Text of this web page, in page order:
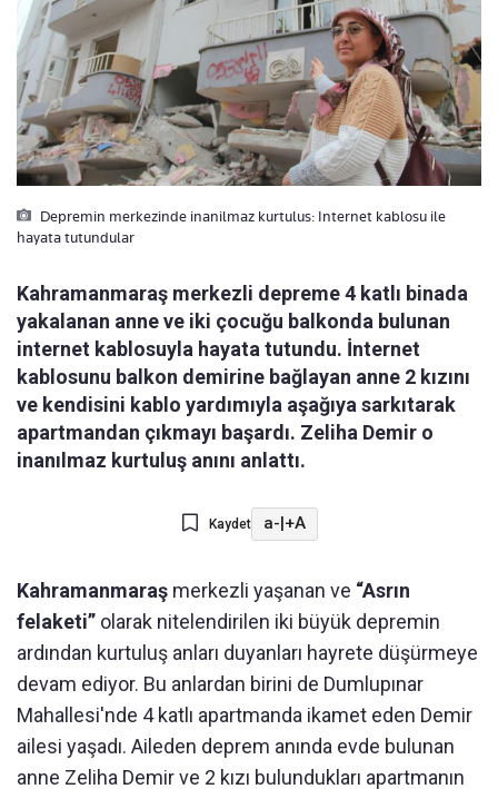
Depremin merkezinde inanilmaz kurtulus: Internet kablosu ile
hayata tutundular
Kahramanmaraş merkezli depreme 4 katlı binada
yakalanan anne ve iki çocuğu balkonda bulunan
internet kablosuyla hayata tutundu. İnternet
kablosunu balkon demirine bağlayan anne 2 kızını
ve kendisini kablo yardımıyla aşağıya sarkıtarak
apartmandan çıkmayı başardı. Zeliha Demir o
inanılmaz kurtuluş anını anlattı.
Kaydet a-|+A
Kahramanmaraş merkezli yaşanan ve “Asrın
felaketi” olarak nitelendirilen iki büyük depremin
ardından kurtuluş anları duyanları hayrete düşürmeye
devam ediyor. Bu anlardan birini de Dumlupınar
Mahallesi'nde 4 katlı apartmanda ikamet eden Demir
ailesi yaşadı. Aileden deprem anında evde bulunan
anne Zeliha Demir ve 2 kızı bulundukları apartmanın